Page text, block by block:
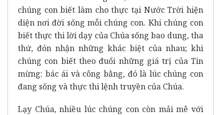
chúng con biết làm cho thực tại Nước Trời hiện
diện nơi đời sống mỗi chúng con. Khi chúng con
biết thực thi lời dạy của Chúa sống bao dung, tha
thứ, đón nhận những khác biệt của nhau; khi
chúng con biết theo đuổi những giá trị của Tin
mừng: bác ái và công bằng, đó là lúc chúng con
đang sống và thực thi lệnh truyền của Chúa.
Lạy Chúa, nhiều lúc chúng con còn mải mê với